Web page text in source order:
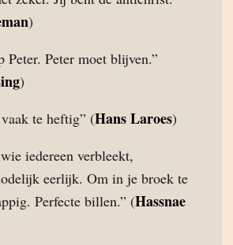
)
Peter. Peter moet blijven.”
)
te heftig” (Hans Laroes)
iedereen verbleekt,
eerlijk. Om in je broek te
Perfecte billen.” (Hassnae